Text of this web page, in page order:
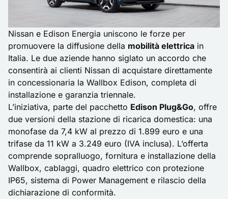
Nissan e Edison Energia uniscono le forze per
promuovere la diffusione della mobilità elettrica in
Italia. Le due aziende hanno siglato un accordo che
consentirà ai clienti Nissan di acquistare direttamente
in concessionaria la Wallbox Edison, completa di
installazione e garanzia triennale.
L’iniziativa, parte del pacchetto Edison Plug&Go, offre
due versioni della stazione di ricarica domestica: una
monofase da 7,4 kW al prezzo di 1.899 euro e una
trifase da 11 kW a 3.249 euro (IVA inclusa). L’offerta
comprende sopralluogo, fornitura e installazione della
Wallbox, cablaggi, quadro elettrico con protezione
IP65, sistema di Power Management e rilascio della
dichiarazione di conformità.